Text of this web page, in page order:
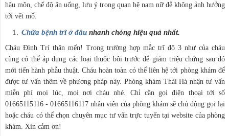
hậu môn, chế độ ăn uống, lưu ý trong quan hệ nam nữ để không ảnh hưởng
tới vết mổ.
Chữa bệnh trĩ ở đâunhanh chóng hiệu quả nhất.
Cháu Đình Trí thân mến! Trong trường hợp mắc trĩ độ 3 như của cháu
cũng có thể áp dụng các loại thuốc bôi trước để giảm triệu chứng sau đó
mới tiến hành phẫu thuật. Cháu hoàn toàn có thể liên hệ tới phòng khám để
được tư vấn thêm về phương pháp này. Phòng khám Thái Hà nhận tư vấn
miễn phí mọi lúc, mọi nơi cháu nhé. Chỉ cần gọi điện thoại tới số
01665115116 - 01665116117 nhân viên của phòng khám sẽ chủ động gọi lại
hoặc cháu có thể chọn chuyên mục tư vấn trực tuyến tại website của phòng
khám. Xin cảm ơn!